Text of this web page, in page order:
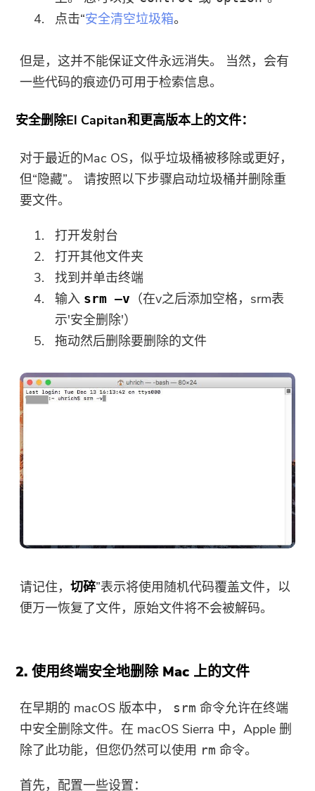
点击“安全清空垃圾箱。
但是，这并不能保证文件永远消失。 当然，会有
一些代码的痕迹仍可用于检索信息。
安全删除El Capitan和更高版本上的文件：
对于最近的Mac OS，似乎垃圾桶被移除或更好，
但“隐藏”。 请按照以下步骤启动垃圾桶并删除重
要文件。
打开发射台
打开其他文件夹
找到并单击终端
输入 srm –v
（在v之后添加空格，srm表
示'安全删除'）
拖动然后删除要删除的文件
请记住，切碎”表示将使用随机代码覆盖文件，以
便万一恢复了文件，原始文件将不会被解码。
2. 使用终端安全地删除 Mac 上的文件
在早期的 macOS 版本中， srm 命令允许在终端
中安全删除文件。在 macOS Sierra 中，Apple 删
除了此功能，但您仍然可以使用 rm 命令。
首先，配置一些设置：